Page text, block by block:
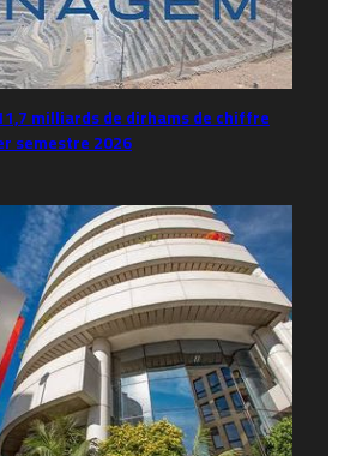
milliards de dirhams de chiffre
semestre 2026